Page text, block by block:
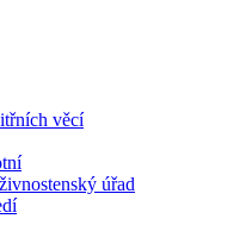
věcí
úřad